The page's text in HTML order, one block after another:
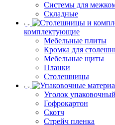
Системы для
Складные
комплектующие
Мебельные плиты
Кромка для
Мебельные щиты
Планки
Столешницы
Уголок упаковочный
Гофрокартон
Скотч
Стрейч пленка